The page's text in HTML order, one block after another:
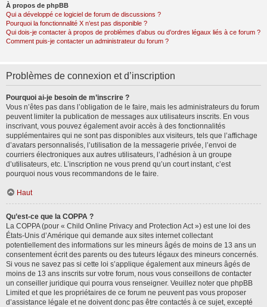
À propos de phpBB
Qui a développé ce logiciel de forum de discussions ?
Pourquoi la fonctionnalité X n’est pas disponible ?
Qui dois-je contacter à propos de problèmes d’abus ou d’ordres légaux liés à ce forum ?
Comment puis-je contacter un administrateur du forum ?
Problèmes de connexion et d’inscription
Pourquoi ai-je besoin de m’inscrire ?
Vous n’êtes pas dans l’obligation de le faire, mais les administrateurs du forum
peuvent limiter la publication de messages aux utilisateurs inscrits. En vous
inscrivant, vous pouvez également avoir accès à des fonctionnalités
supplémentaires qui ne sont pas disponibles aux visiteurs, tels que l’affichage
d’avatars personnalisés, l’utilisation de la messagerie privée, l’envoi de
courriers électroniques aux autres utilisateurs, l’adhésion à un groupe
d’utilisateurs, etc. L’inscription ne vous prend qu’un court instant, c’est
pourquoi nous vous recommandons de le faire.
Haut
Qu’est-ce que la COPPA ?
La COPPA (pour « Child Online Privacy and Protection Act ») est une loi des
États-Unis d’Amérique qui demande aux sites internet collectant
potentiellement des informations sur les mineurs âgés de moins de 13 ans un
consentement écrit des parents ou des tuteurs légaux des mineurs concernés.
Si vous ne savez pas si cette loi s’applique également aux mineurs âgés de
moins de 13 ans inscrits sur votre forum, nous vous conseillons de contacter
un conseiller juridique qui pourra vous renseigner. Veuillez noter que phpBB
Limited et que les propriétaires de ce forum ne peuvent pas vous proposer
d’assistance légale et ne doivent donc pas être contactés à ce sujet, excepté